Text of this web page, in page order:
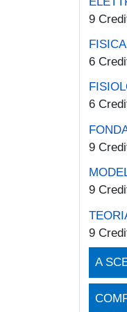
9
6
6
9
9
9
A